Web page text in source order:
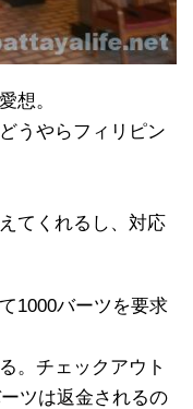
想。
うやらフィリピン
てくれるし、対応
1000バーツを要求
。チェックアウト
ツは返金されるの